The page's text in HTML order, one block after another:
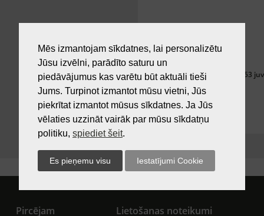
Silbo 142053
Pircējam Lietošanas noteikumi
Mēs izmantojam sīkdatnes, lai personalizētu
Jūsu izvēlni, parādīto saturu un
piedāvājumus kas varētu būt aktuāli tieši
Jums. Turpinot izmantot mūsu vietni, Jūs
piekrītat izmantot mūsus sīkdatnes. Ja Jūs
vēlaties uzzināt vairāk par mūsu sīkdatņu
politiku, spiediet šeit.